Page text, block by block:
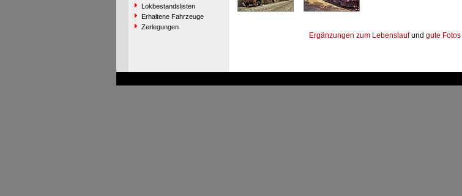
Lokbestandslisten
Erhaltene Fahrzeuge
Zerlegungen
Ergänzungen zum Lebenslaufund gute Fotos